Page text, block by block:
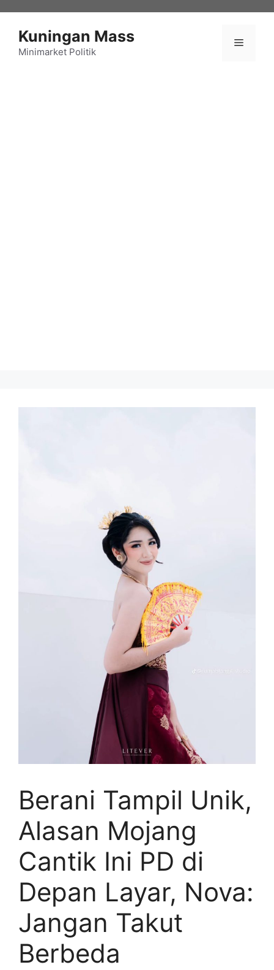
Kuningan Mass
Minimarket Politik
Menu
Berani Tampil Unik,
Alasan Mojang
Cantik Ini PD di
Depan Layar, Nova:
Jangan Takut
Berbeda